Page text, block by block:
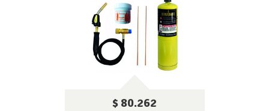
$ 80.262